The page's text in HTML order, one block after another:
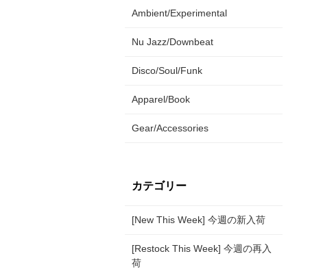
Ambient/Experimental
Nu Jazz/Downbeat
Disco/Soul/Funk
Apparel/Book
Gear/Accessories
カテゴリー
[New This Week] 今週の新入荷
[Restock This Week] 今週の再入
荷